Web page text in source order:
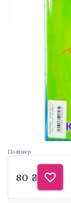
Полімер
80 ₴